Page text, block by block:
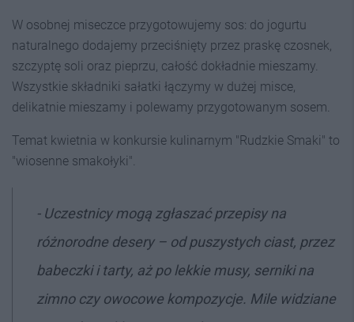
W osobnej miseczce przygotowujemy sos: do jogurtu
naturalnego dodajemy przeciśnięty przez praskę czosnek,
szczyptę soli oraz pieprzu, całość dokładnie mieszamy.
Wszystkie składniki sałatki łączymy w dużej misce,
delikatnie mieszamy i polewamy przygotowanym sosem.
Temat kwietnia w konkursie kulinarnym "Rudzkie Smaki" to
"wiosenne smakołyki".
- Uczestnicy mogą zgłaszać przepisy na
różnorodne desery – od puszystych ciast, przez
babeczki i tarty, aż po lekkie musy, serniki na
zimno czy owocowe kompozycje. Mile widziane